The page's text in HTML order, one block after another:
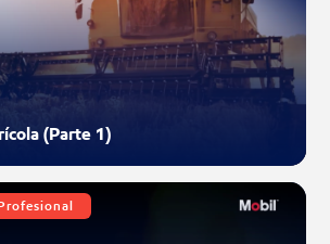
(Parte 1)